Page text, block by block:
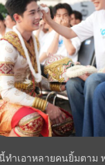
ทำเอาหลายคนยิ้มตาม